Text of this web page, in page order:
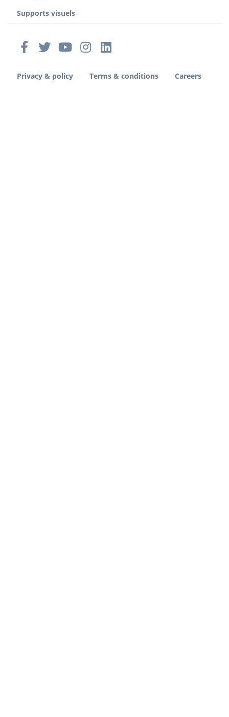
Supports visuels
Privacy & policy Terms & conditions Careers